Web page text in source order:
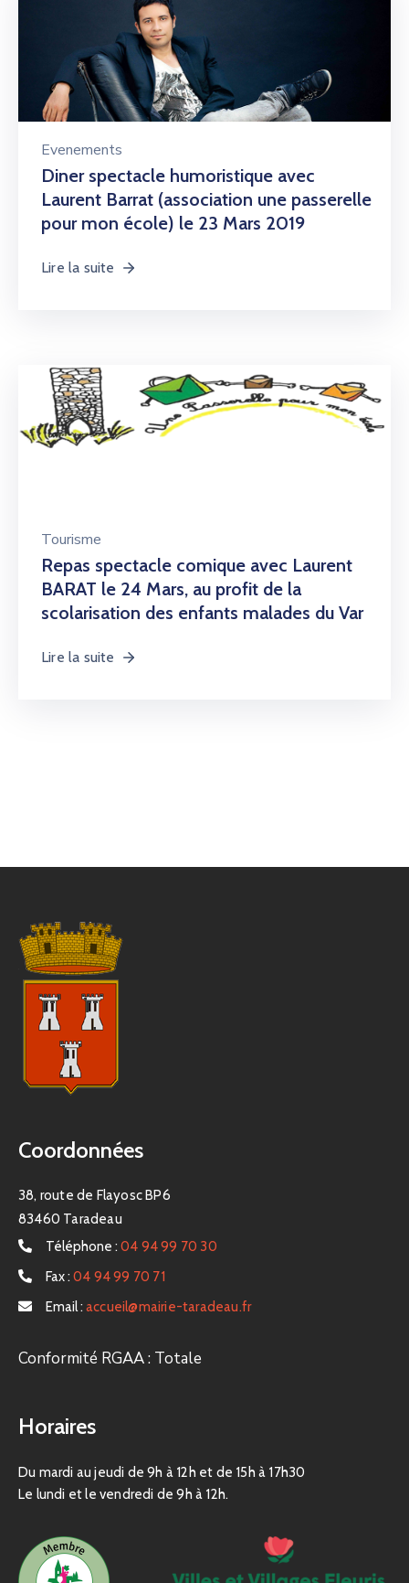
Evenements
Diner spectacle humoristique avec
Laurent Barrat (association une passerelle
pour mon école) le 23 Mars 2019
Lire la suite
Tourisme
Repas spectacle comique avec Laurent
BARAT le 24 Mars, au profit de la
scolarisation des enfants malades du Var
Lire la suite
Coordonnées
38, route de Flayosc BP6
83460 Taradeau
Téléphone : 04 94 99 70 30
Fax : 04 94 99 70 71
Email : accueil@mairie-taradeau.fr
Conformité RGAA : Totale
Horaires
Du mardi au jeudi de 9h à 12h et de 15h à 17h30
Le lundi et le vendredi de 9h à 12h.